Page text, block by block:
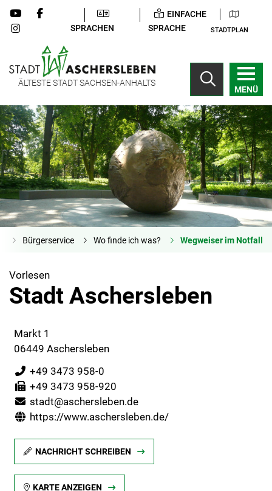
SPRACHEN
EINFACHE
SPRACHE
STADTPLAN
ÄLTESTE STADT SACHSEN-ANHALTS
MENÜ
Bürgerservice Wo finde ich was? Wegweiser im Notfall
Vorlesen
Stadt Aschersleben
Markt 1
06449 Aschersleben
+49 3473 958-0
+49 3473 958-920
stadt@aschersleben.de
https://www.aschersleben.de/
NACHRICHT SCHREIBEN
KARTE ANZEIGEN